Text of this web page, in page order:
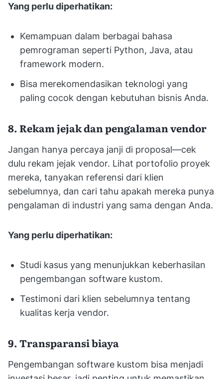
Yang perlu diperhatikan:
Kemampuan dalam berbagai bahasa
pemrograman seperti Python, Java, atau
framework modern.
Bisa merekomendasikan teknologi yang
paling cocok dengan kebutuhan bisnis Anda.
8. Rekam jejak dan pengalaman vendor
Jangan hanya percaya janji di proposal—cek
dulu rekam jejak vendor. Lihat portofolio proyek
mereka, tanyakan referensi dari klien
sebelumnya, dan cari tahu apakah mereka punya
pengalaman di industri yang sama dengan Anda.
Yang perlu diperhatikan:
Studi kasus yang menunjukkan keberhasilan
pengembangan software kustom.
Testimoni dari klien sebelumnya tentang
kualitas kerja vendor.
9. Transparansi biaya
Pengembangan software kustom bisa menjadi